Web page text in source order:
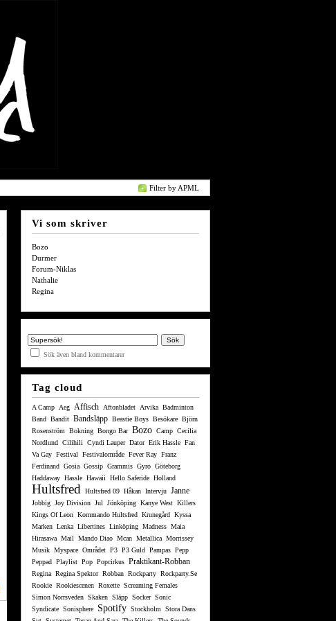
Filter by APML
Vi som skriver
Bozo
Durmer
Forum-Niklas
Nathalie
Regina
Sök även bland kommentarer
Tag cloud
A Camp Aeg Affisch Aftonbladet Arvika Badminton
Band Bandit Bandsläpp Beastie Boys Besökare Björn
Rosenström
Bokning Bongo Bar Bozo Camp Cecilia
Nordlund Cilihili Cyndi Lauper Dator Erik Hassle Fan
Va Gay Festival Festivalområde Fever Ray Franz
Ferdinand Gosia Gossip Grammis Gyro Göteborg
Haddaway Hassle Hawaii Hello Saferide Holland
Hultsfred Hultsfred 09 Håkan Intervju Janne
Jobbig Joy Division Jul Jönköping Kanye West Killers
Kings Of Leon Kommando Hultsfred Krunegård Kyssa
Marken Lenka Libertines Linköping Madness Maia
Hirasawa Mail Mando Diao Mcan Metallica Morrissey
Musik Myspace Området P3 P3 Guld Pampas Pepp
Peppad Playlist Pop Popcirkus Praktikant-Robban
Regina Regina Spektor Robban Rockparty Rockparty.se
Rookie Rookiescenen Roxette Screaming Females
Simon Norrsveden Skaken Släpp Socker Sonic
Syndicate Sonisphere Spotify Stockholm
Stora Dans